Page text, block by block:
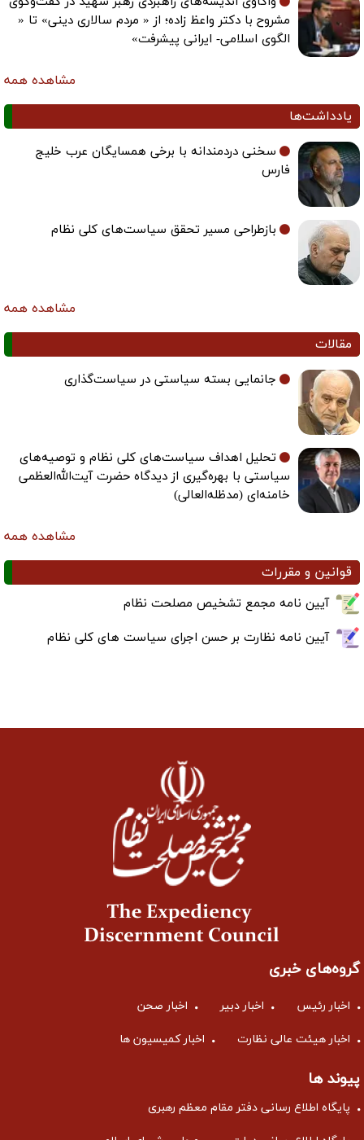
مشروح با دکتر واعظ زاده؛ از « مردم سالاری دینی» تا «
الگوی اسلامی- ایرانی پیشرفت»
مشاهده همه
یادداشت‌ها
سخنی دردمندانه با برخی همسایگان عرب خلیج
فارس
بازطراحی مسیر تحقق سیاست‌های کلی نظام
مشاهده همه
مقالات
جانمایی بسته سیاستی در سیاست‌گذاری
تحلیل اهداف سیاست‌های کلی نظام و توصیه‌های
سیاستی با بهره‌گیری از دیدگاه حضرت آیت‌الله‌العظمی
خامنه‌ای (مدظله‌العالی)
مشاهده همه
قوانین و مقررات
آیین نامه مجمع تشخیص مصلحت نظام
آیین نامه نظارت بر حسن اجرای سیاست های کلی نظام
گروه‌های خبری
اخبار رئیس اخبار دبیر اخبار صحن
اخبار هیئت عالی نظارت اخبار کمیسیون ها
پیوند ها
پایگاه اطلاع رسانی دفتر مقام معظم رهبری